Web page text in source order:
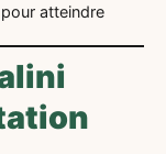
atteindre